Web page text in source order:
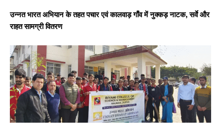
उन्नत भारत अभियान के तहत पचार एवं कालवाड़ गाँव में नुक्कड़ नाटक, सर्वे और
राहत सामग्री वितरण